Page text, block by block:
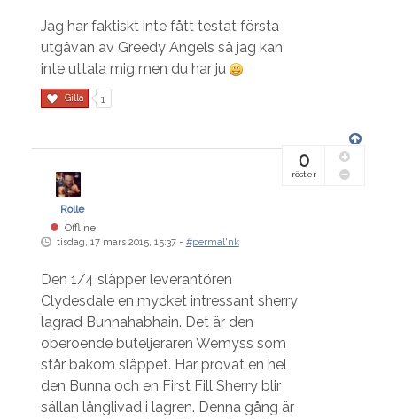
Jag har faktiskt inte fått testat första
utgåvan av Greedy Angels så jag kan
inte uttala mig men du har ju
Gilla 1
Rolle
Offline
tisdag, 17 mars 2015, 15:37 - #permal'nk
0
röster
Den 1/4 släpper leverantören
Clydesdale en mycket intressant sherry
lagrad Bunnahabhain. Det är den
oberoende buteljeraren Wemyss som
står bakom släppet. Har provat en hel
den Bunna och en First Fill Sherry blir
sällan långlivad i lagren. Denna gång är